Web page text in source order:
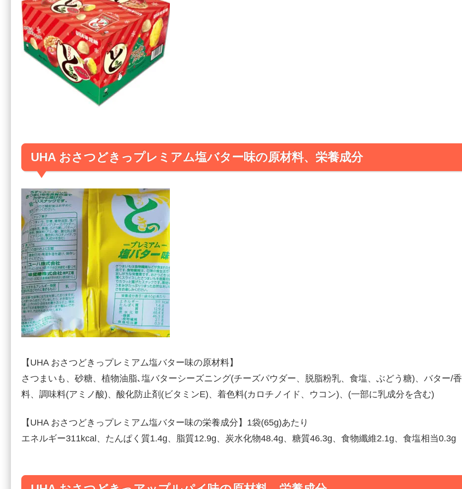
UHA おさつどきっプレミアム塩バター味の原材料、栄養成分
【UHA おさつどきっプレミアム塩バター味の原材料】
さつまいも、砂糖、植物油脂､塩バターシーズニング(チーズパウダー、脱脂粉乳、食塩、ぶどう糖)、バター/香
料、調味料(アミノ酸)、酸化防止剤(ビタミンE)、着色料(カロチノイド、ウコン)、(一部に乳成分を含む)
【UHA おさつどきっプレミアム塩バター味の栄養成分】1袋(65g)あたり
エネルギー311kcal、たんぱく質1.4g、脂質12.9g、炭水化物48.4g、糖質46.3g、食物纖維2.1g、食塩相当0.3g